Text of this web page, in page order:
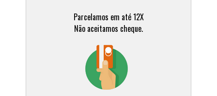
Parcelamos em até 12X
Não aceitamos cheque.